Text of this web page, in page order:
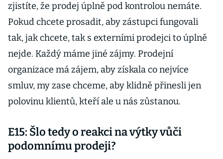
zjistíte, že prodej úplně pod kontrolou nemáte.
Pokud chcete prosadit, aby zástupci fungovali
tak, jak chcete, tak s externími prodejci to úplně
nejde. Každý máme jiné zájmy. Prodejní
organizace má zájem, aby získala co nejvíce
smluv, my zase chceme, aby klidně přinesli jen
polovinu klientů, kteří ale u nás zůstanou.
E15: Šlo tedy o reakci na výtky vůči
podomnímu prodeji?